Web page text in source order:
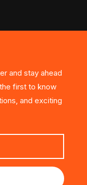
and stay ahead
first to know
and exciting